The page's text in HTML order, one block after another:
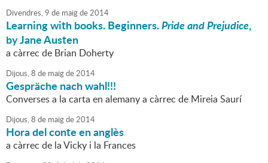
Divendres,9 de maigde2014
Learning with books. Beginners.Pride and Prejudice,
by Jane Austen
a càrrec de Brian Doherty
Dijous,8 de maigde2014
Gespräche nach wahl!!!
Converses a la carta en alemany a càrrec de Mireia Saurí
Dijous,8 de maigde2014
Hora del conte en anglès
a càrrec de la Vicky i la Frances